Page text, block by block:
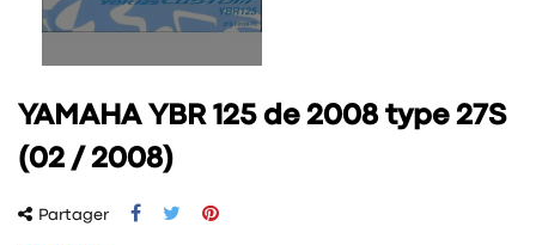
YAMAHA YBR 125 de 2008 type 27S
(02 / 2008)
Partager